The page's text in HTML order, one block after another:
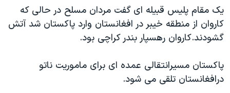
سفر پرزیدنت ترامپ به چین
یک مقام پلیس قبیله ای گفت مردان مسلح در حالی که
کاروان از منطقه خیبر در افغانستان وارد پاکستان شد آتش
گشودند.کاروان رهسپار بندر کراچی بود.
پاکستان مسیرانتقالی عمده ای برای ماموریت ناتو
درافغانستان تلقی می شود.